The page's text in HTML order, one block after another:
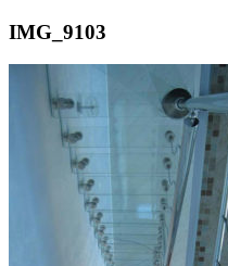
IMG_9103